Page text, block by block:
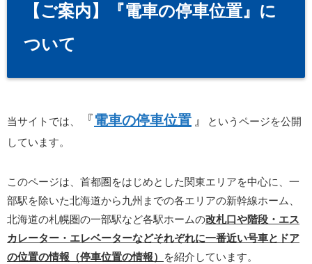
【ご案内】『電車の停車位置』に
ついて
当サイトでは、 『電車の停車位置 』
というページを公開
しています。
このページは、首都圏をはじめとした関東エリアを中心に、一
部駅を除いた北海道から九州までの各エリアの新幹線ホーム、
北海道の札幌圏の一部駅など各駅ホームの改札口や階段・エス
カレーター・エレベーターなどそれぞれに一番近い号車とドア
の位置の情報（停車位置の情報）
を紹介しています。